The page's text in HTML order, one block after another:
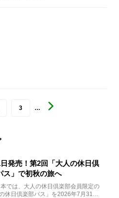
3 …
発売！第2回「大人の休日倶
ス」で初秋の旅へ
では、大人の休日倶楽部会員限定の
の休日倶楽部パス」を2026年7月31日